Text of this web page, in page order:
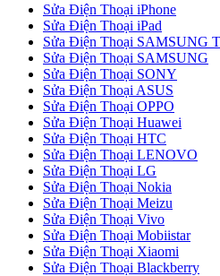
Sửa Điện Thoại iPhone
Sửa Điện Thoại iPad
Sửa Điện Thoại SAMSUNG
Sửa Điện Thoại SAMSUNG
Sửa Điện Thoại SONY
Sửa Điện Thoại ASUS
Sửa Điện Thoại OPPO
Sửa Điện Thoại Huawei
Sửa Điện Thoại HTC
Sửa Điện Thoại LENOVO
Sửa Điện Thoại LG
Sửa Điện Thoại Nokia
Sửa Điện Thoại Meizu
Sửa Điện Thoại Vivo
Sửa Điện Thoại Mobiistar
Sửa Điện Thoại Xiaomi
Sửa Điện Thoại Blackberry